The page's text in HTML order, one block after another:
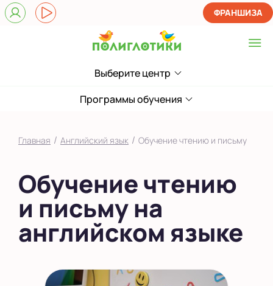
Выберите центр
Выберите центр
Верхние Лихоборы
Ломоносовский
Фили
Якиманка
в Южном Бутово
на Беломорской
ФРАНШИЗА
Программы обучения
Главная / Английский язык / Обучение чтению и письму
Обучение чтению
и письму на
английском языке